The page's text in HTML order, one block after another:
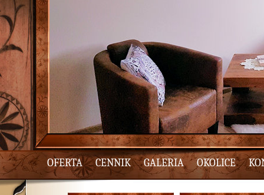
OFERTA CENNIK GALERIA OKOLICE